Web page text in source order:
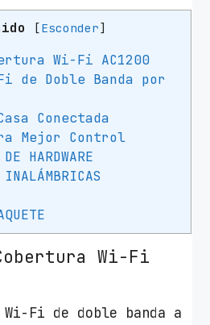
[Esconder]
Wi-Fi AC1200
de Doble Banda por
Conectada
Mejor Control
HARDWARE
Wi-Fi
Fi de doble banda a